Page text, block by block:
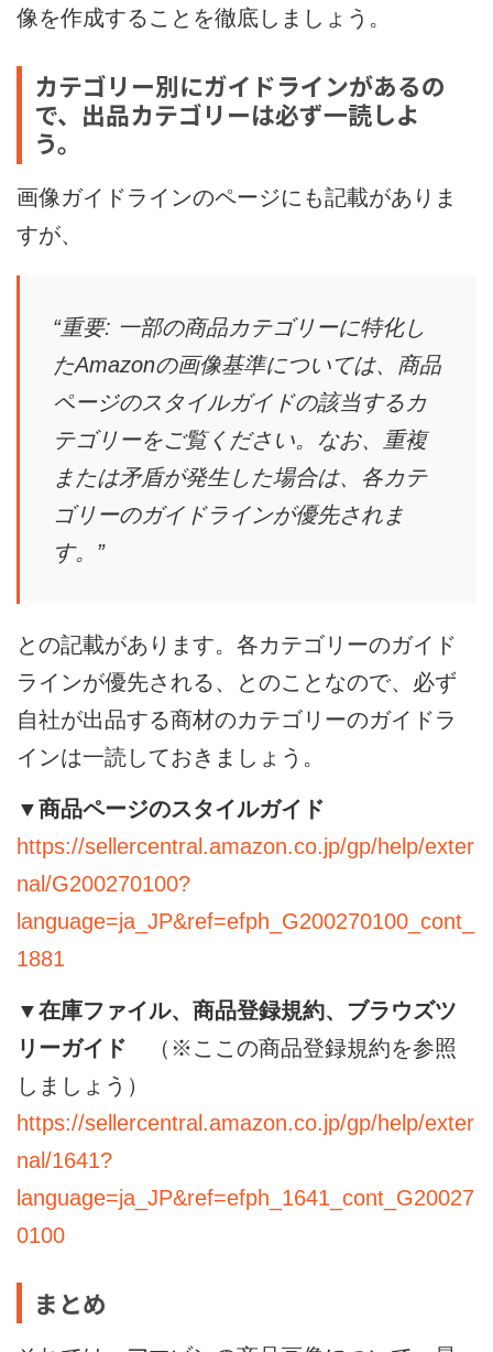
像を作成することを徹底しましょう。
カテゴリー別にガイドラインがあるの
で、出品カテゴリーは必ず一読しよ
う。
画像ガイドラインのページにも記載がありま
すが、
“重要: 一部の商品カテゴリーに特化し
たAmazonの画像基準については、商品
ページのスタイルガイドの該当するカ
テゴリーをご覧ください。なお、重複
または矛盾が発生した場合は、各カテ
ゴリーのガイドラインが優先されま
す。”
との記載があります。各カテゴリーのガイド
ラインが優先される、とのことなので、必ず
自社が出品する商材のカテゴリーのガイドラ
インは一読しておきましょう。
▼商品ページのスタイルガイド
https://sellercentral.amazon.co.jp/gp/help/exter
nal/G200270100?
language=ja_JP&ref=efph_G200270100_cont_
1881
▼在庫ファイル、商品登録規約、ブラウズツ
リーガイド （※ここの商品登録規約を参照
しましょう）
https://sellercentral.amazon.co.jp/gp/help/exter
nal/1641?
language=ja_JP&ref=efph_1641_cont_G20027
0100
まとめ